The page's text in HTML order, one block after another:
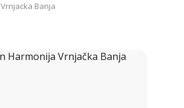
Vrnjacka Banja